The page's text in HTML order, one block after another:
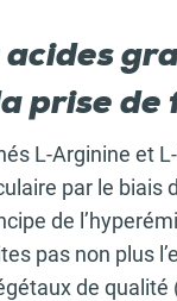
acides
prise de
L-Arginine et
par le biais
de
pas non plus
de qualité